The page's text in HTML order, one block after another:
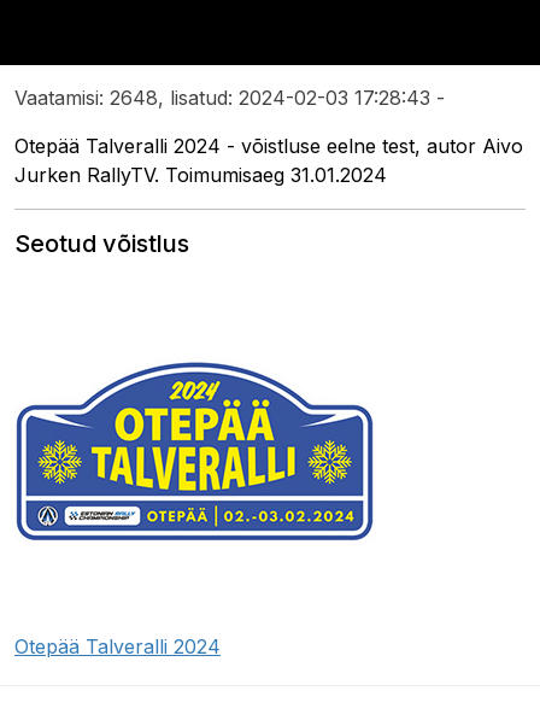
Vaatamisi: 2648, lisatud: 2024-02-03 17:28:43 -
Otepää Talveralli 2024 - võistluse eelne test, autor Aivo
Jurken RallyTV. Toimumisaeg 31.01.2024
Seotud võistlus
Otepää Talveralli 2024